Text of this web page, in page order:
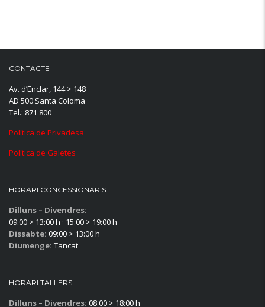
CONTACTE
Av. d’Enclar, 144 > 148
AD 500 Santa Coloma
Tel.: 871 800
Política de Privadesa
Política de Galetes
HORARI CONCESSIONARIS
Dilluns – Divendres:
09:00 > 13:00 h · 15:00 > 19:00 h
Dissabte: 09:00 > 13:00 h
Diumenge: Tancat
HORARI TALLERS
Dilluns – Divendres: 08:00 > 18:00 h